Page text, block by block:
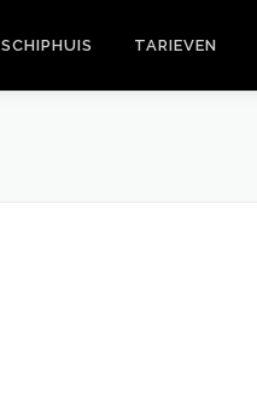
SCHIPHUIS TARIEVEN